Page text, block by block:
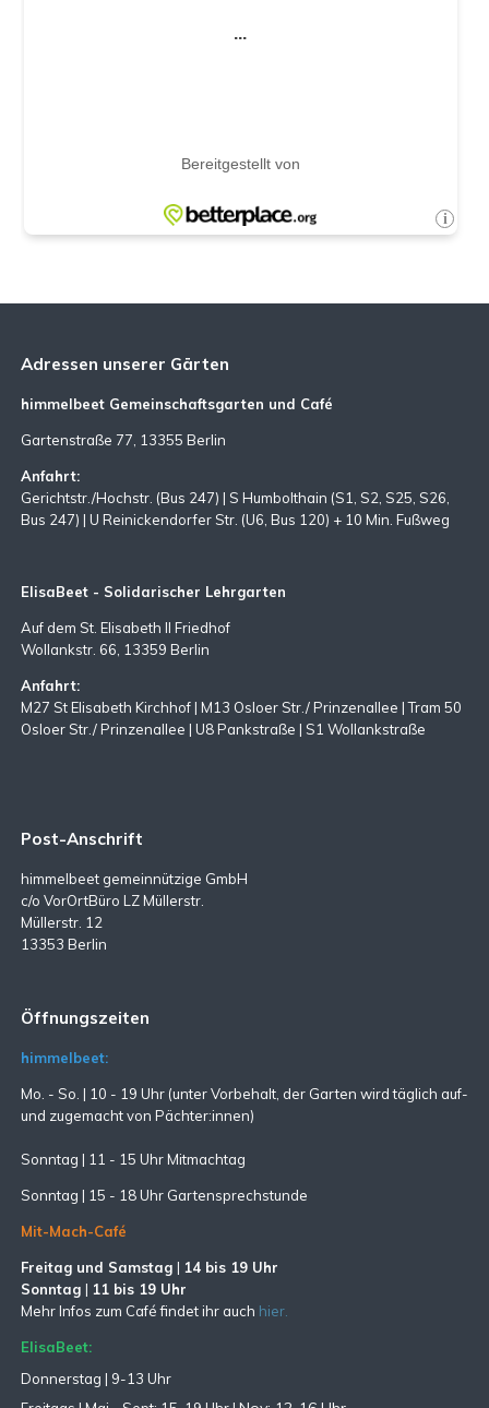
Adressen unserer Gärten
himmelbeet Gemeinschaftsgarten und Café
Gartenstraße 77, 13355 Berlin
Anfahrt:
Gerichtstr./Hochstr. (Bus 247) | S Humbolthain (S1, S2, S25, S26,
Bus 247) | U Reinickendorfer Str. (U6, Bus 120) + 10 Min. Fußweg
ElisaBeet - Solidarischer Lehrgarten
Auf dem St. Elisabeth II Friedhof
Wollankstr. 66, 13359 Berlin
Anfahrt:
M27 St Elisabeth Kirchhof | M13 Osloer Str./ Prinzenallee | Tram 50
Osloer Str./ Prinzenallee | U8 Pankstraße | S1 Wollankstraße
Post-Anschrift
himmelbeet gemeinnützige GmbH
c/o VorOrtBüro LZ Müllerstr.
Müllerstr. 12
13353 Berlin
Öffnungszeiten
himmelbeet:
Mo. - So. | 10 - 19 Uhr (unter Vorbehalt, der Garten wird täglich auf-
und zugemachtvon Pächter:innen)
Sonntag | 11 - 15 Uhr Mitmachtag
Sonntag | 15 - 18 Uhr Gartensprechstunde
Mit-Mach-Café
Freitag und Samstag | 14 bis 19 Uhr
Sonntag | 11 bis 19 Uhr
Mehr Infos zum Café findet ihr auch hier.
ElisaBeet:
Donnerstag | 9-13 Uhr